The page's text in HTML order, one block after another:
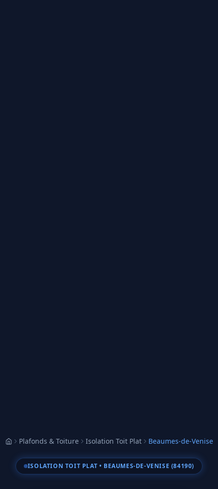
AccueilPlafonds & Toiture Isolation Toit Plat Beaumes-de-Venise
ISOLATION TOIT PLAT • BEAUMES-DE-VENISE (84190)